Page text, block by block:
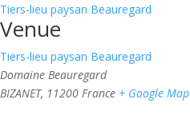
Tiers-lieu paysan Beauregard
Venue
Tiers-lieu paysan Beauregard
Domaine Beauregard
BIZANET, 11200 France + Google Map